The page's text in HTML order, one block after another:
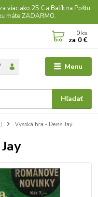
viac ako 25 € a Balík na Poštu,
máte ZADARMO.
Menu
Hľadať
0 ks
za 0 €
Vysoká hra - Deiss Jay